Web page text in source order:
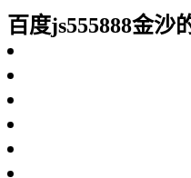
百度js555888金沙